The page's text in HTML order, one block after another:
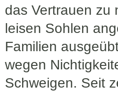
das Vertrauen zu
leisen Sohlen
Familien
wegen
Schweigen. Seit